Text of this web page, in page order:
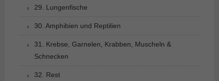
29. Lungenfische
30. Amphibien und Reptilien
31. Krebse, Garnelen, Krabben, Muscheln &
Schnecken
32. Rest